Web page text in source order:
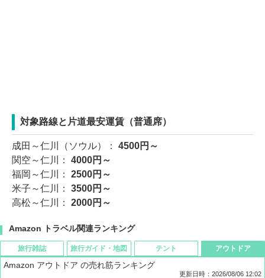
対象路線と片道最安運賃（普通席）
成田～仁川（ソウル）： 4500円～
関空～仁川： 4000円～
福岡～仁川： 2500円～
米子～仁川： 3500円～
高松～仁川：
2000円～
Amazon トラベル関連ランキング
旅行雑誌 旅行ガイド・地図 テント アウトドア
Amazon アウトドア の売れ筋ランキング
更新日時：2026/08/06 12:02